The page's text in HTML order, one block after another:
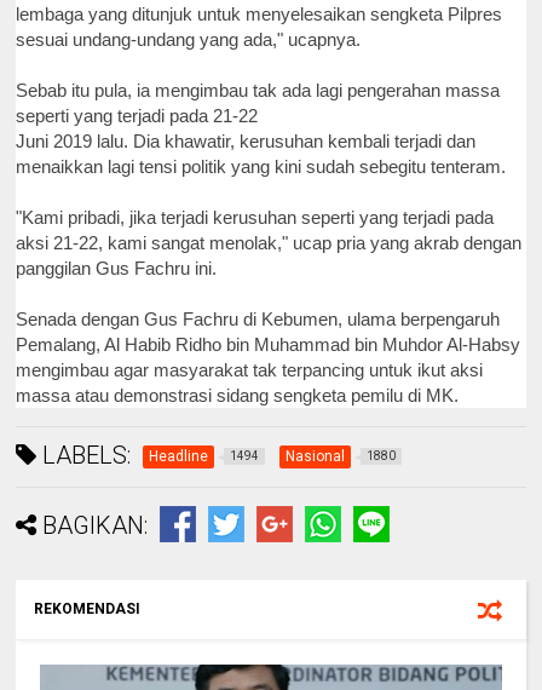
lembaga yang ditunjuk untuk menyelesaikan sengketa Pilpres
sesuai undang-undang yang ada," ucapnya.
Sebab itu pula, ia mengimbau tak ada lagi pengerahan massa
seperti yang terjadi pada 21-22
Juni 2019 lalu. Dia khawatir, kerusuhan kembali terjadi dan
menaikkan lagi tensi politik yang kini sudah sebegitu tenteram.
"Kami pribadi, jika terjadi kerusuhan seperti yang terjadi pada
aksi 21-22, kami sangat menolak," ucap pria yang akrab dengan
panggilan Gus Fachru ini.
Senada dengan Gus Fachru di Kebumen, ulama berpengaruh
Pemalang, Al Habib Ridho bin Muhammad bin Muhdor Al-Habsy
mengimbau agar masyarakat tak terpancing untuk ikut aksi
massa atau demonstrasi sidang sengketa pemilu di MK.
LABELS: Headline 1494 Nasional 1880
BAGIKAN:
REKOMENDASI